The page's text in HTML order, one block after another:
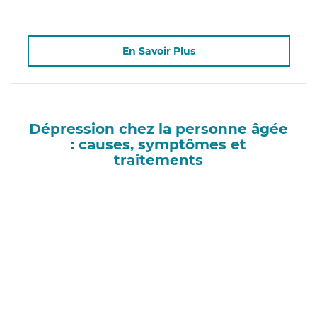
En Savoir Plus
Dépression chez la personne âgée
: causes, symptômes et
traitements